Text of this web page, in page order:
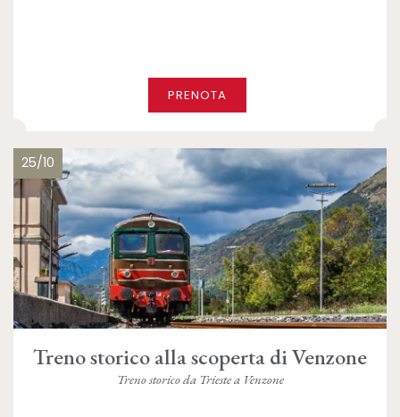
PRENOTA
25/10
Treno storico alla scoperta di Venzone
Treno storico da Trieste a Venzone